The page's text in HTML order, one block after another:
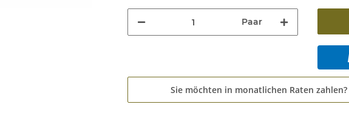
Paar
Sie möchten in monatlichen Raten zahlen?